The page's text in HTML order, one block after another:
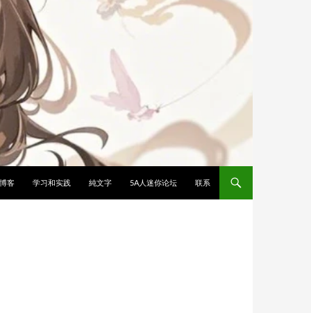
客 学习和实践 純文字 5A人迷你论坛 联系